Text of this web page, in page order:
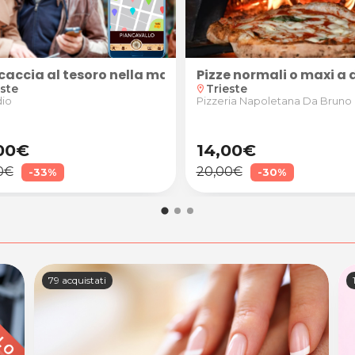
+ 60 min. video di Game Play ITA) realizzato da
al tesoro nella magica atmosfera di
-33%
Pizze normali o maxi
location_on Trieste
Pizzeria Napoletana Da Bruno
14,00€
20,00€ -30%
79 acquistati